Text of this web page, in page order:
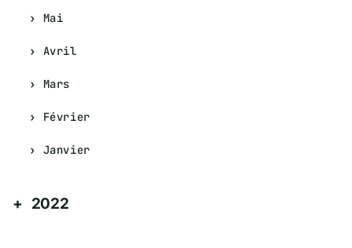
Mai
Avril
Mars
Février
Janvier
2022